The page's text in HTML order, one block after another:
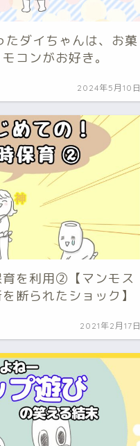
ダイちゃんは、お菓
コンがお好き。
2024年5月10日
を利用②【マンモス
断られたショック】
2021年2月17日